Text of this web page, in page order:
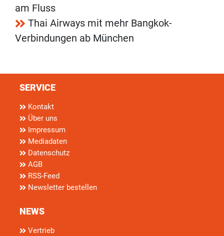
am Fluss
Thai Airways mit mehr Bangkok-
Verbindungen ab München
SERVICE
Kontakt
Über uns
Impressum
Mediadaten
Datenschutz
AGB
RSS-Feed
Newsletter bestellen
NEWS
Vertrieb